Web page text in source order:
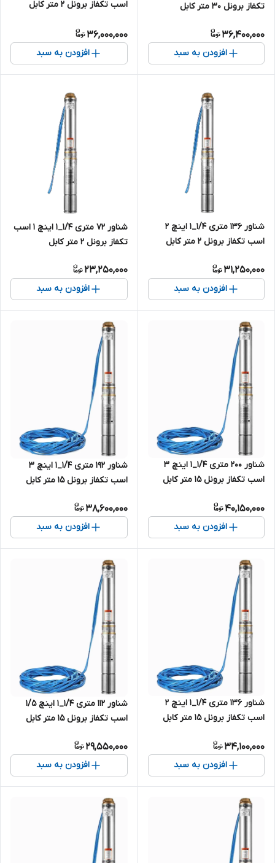
تکفاز برونل ۳۰ متر کابل
36,400,000
افزودن به سبد
اسب تکفاز برونل ۲ متر کابل
کامل ۱.۲۵ اینچ آبدهی بالا تک فاز
36,000,000
افزودن به سبد
شناور ۱۳۶ متری ۱/۴_۱ اینچ ۲
اسب تکفاز برونل ۲ متر کابل
۱.۲۵ اینچ تک فاز
31,250,000
افزودن به سبد
شناور ۷۲ متری ۱/۴_۱ اینچ ۱ اسب
تکفاز برونل ۲ متر کابل
کامل ۱.۲۵ اینچ تک فاز
23,250,000
افزودن به سبد
شناور ۲۰۰ متری ۱/۴_۱ اینچ ۳
اسب تکفاز برونل ۱۵ متر کابل
بلند تک فاز
40,150,000
افزودن به سبد
شناور ۱۹۲ متری ۱/۴_۱ اینچ ۳
اسب تکفاز برونل ۱۵ متر کابل
کامل ۱.۲۵ اینچ کابل بلند تک فاز
38,600,000
افزودن به سبد
شناور ۱۳۶ متری ۱/۴_۱ اینچ ۲
اسب تکفاز برونل ۱۵ متر کابل
بلند تک فاز
34,100,000
افزودن به سبد
شناور ۱۱۲ متری ۱/۴_۱ اینچ ۱/۵
اسب تکفاز برونل ۱۵ متر کابل
29,550,000
افزودن به سبد